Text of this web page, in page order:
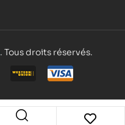
. Tous droits réservés.